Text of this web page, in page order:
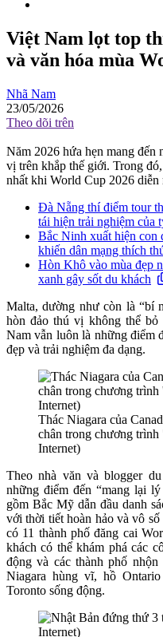
Việt Nam lọt top
và văn hóa mùa
Nhã Nam
23/05/2026
Theo dõi trên
Năm 2026 hứa hẹn mang đến
vị trên khắp thế giới. Trong
nhất khi World Cup 2026 diễn
Đà Nẵng thí điểm tour
tái hiện trải nghiệm của
Bắc Ninh xuất hiện con
khiến dân mạng thích
Hòn Khô vào mùa đẹp
xanh gây sốt du khách
Malta, dường như còn là “bí
hòn đảo thú vị không thể
Nam vẫn luôn là những điểm
đẹp và trải nghiệm đa dạng.
Thác Niagara của
chân trong chương
Internet)
Theo nhà văn và blogger
những điểm đến “mang lại
gồm Bắc Mỹ dẫn đầu danh
với thời tiết hoàn hảo và vô
có 11 thành phố đăng cai
khách có thể khám phá các
động và các thành phố
Niagara hùng vĩ, hồ
Toronto sống động.